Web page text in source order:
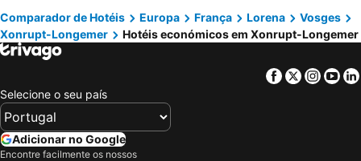
Fines Fleurs du Terroir
Hôtel Bar Des Vosges
Hotel Restaurant & Spa Verte Vallée
Auberge de l'étang du devin
La Chti Cabane
Comparador de Hotéis Europa França Lorena
Vosges
Xonrupt-Longemer
Hotéis económicos em Xonrupt-Longemer
Facebook
Twitter
Selecione o seu país
Adicionar no Google
Encontre facilmente os nossos